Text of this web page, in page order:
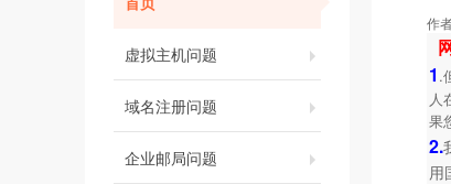
虚拟主机问题
域名注册问题
企业邮局问题
作
1 .
人
果
2.
用